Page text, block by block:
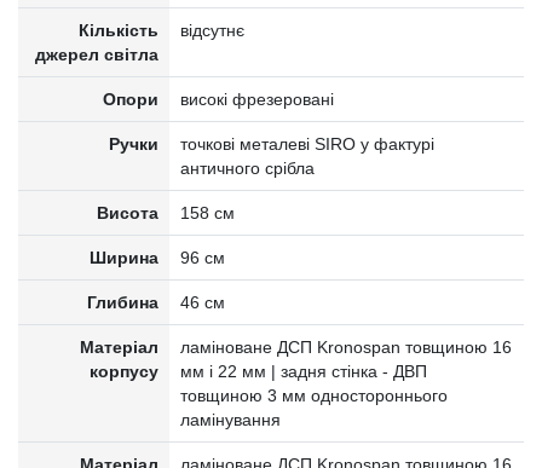
Кількість
джерел світла
відсутнє
Опори високі фрезеровані
Ручки
точкові металеві SIRO у фактурі
античного срібла
Висота 158 см
Ширина 96 см
Глибина 46 см
Матеріал
корпусу
ламіноване ДСП Kronospan товщиною 16
мм і 22 мм | задня стінка - ДВП
товщиною 3 мм одностороннього
ламінування